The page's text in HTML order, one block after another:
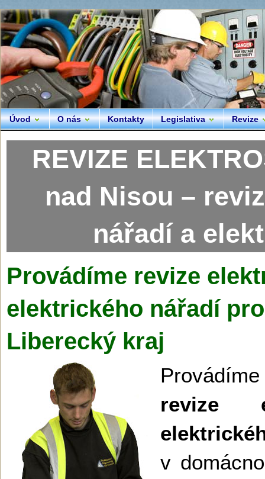
Úvod O nás Kontakty Legislativa Revize
REVIZE
nad Nisou –
nářadí a
Provádíme revize
elektrického nářadí
Liberecký kraj
revize
v